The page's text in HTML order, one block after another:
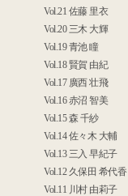
Vol.21 佐藤 里衣
Vol.20 三木 大輝
Vol.19 青池 瞳
Vol.18 賢賀 由紀
Vol.17 廣西 壮飛
Vol.16 赤沼 智美
Vol.15 森 千紗
Vol.14 佐々木 大輔
Vol.13 三入 早紀子
Vol.12 久保田 希代香
Vol.11 川村 由莉子